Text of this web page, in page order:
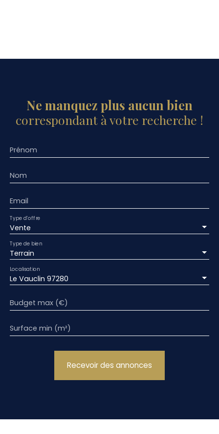
Ne manquez plus aucun bien
correspondant à votre recherche !
Prénom
Nom
Email
Vente
Type d'offre
Terrain
Type de bien
Le Vauclin 97280
Localisation
Budget max (€)
Surface min (m²)
Recevoir des annonces